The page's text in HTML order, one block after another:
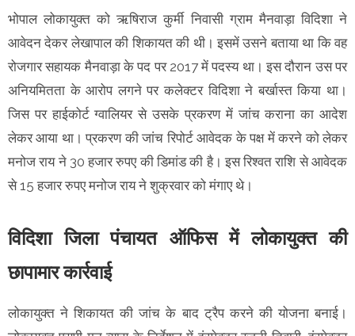
भोपाल लोकायुक्त को ऋषिराज कुर्मी निवासी ग्राम मैनवाड़ा विदिशा ने
आवेदन देकर लेखापाल की शिकायत की थी। इसमें उसने बताया था कि वह
रोजगार सहायक मैनवाड़ा के पद पर 2017 में पदस्य था। इस दौरान उस पर
अनियमितता के आरोप लगने पर कलेक्टर विदिशा ने बर्खास्त किया था।
जिस पर हाईकोर्ट ग्वालियर से उसके प्रकरण में जांच कराना का आदेश
लेकर आया था। प्रकरण की जांच रिपोर्ट आवेदक के पक्ष में करने को लेकर
मनोज राय ने 30 हजार रुपए की डिमांड की है। इस रिश्वत राशि से आवेदक
से 15 हजार रुपए मनोज राय ने शुक्रवार को मंगाए थे।
विदिशा जिला पंचायत ऑफिस में लोकायुक्त की
छापामार कार्रवाई
लोकायुक्त ने शिकायत की जांच के बाद ट्रैप करने की योजना बनाई।